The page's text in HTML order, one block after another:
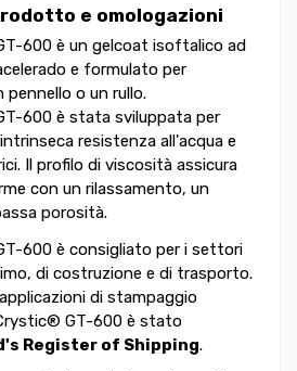
e omologazioni
600 è un gelcoat isoftalico ad
e formulato per
pennello o un rullo.
600 è stata sviluppata per
resistenza all'acqua e
Il profilo di viscosità assicura
con un rilassamento, un
porosità.
600 è consigliato per i settori
di costruzione e di trasporto.
di stampaggio
GT-600 è stato
Register of Shipping.